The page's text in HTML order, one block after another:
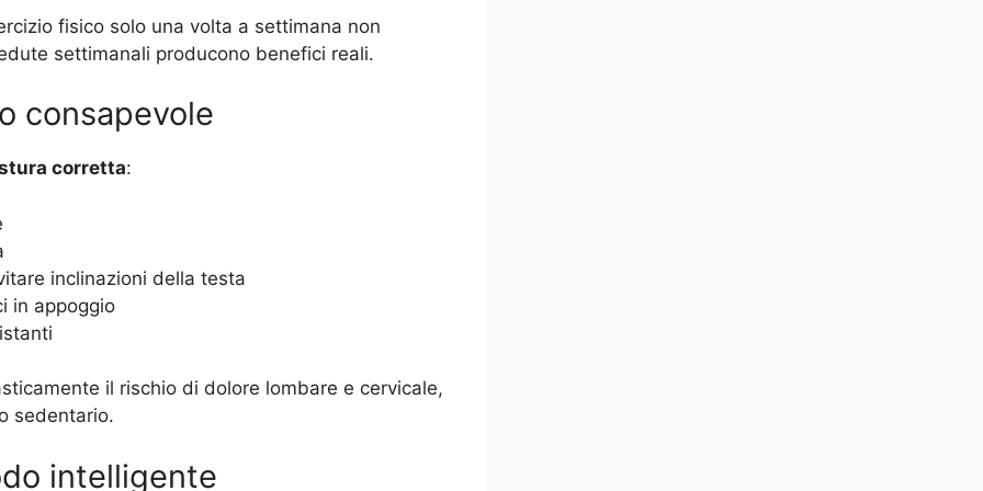
fisico solo una volta a settimana non
settimanali producono benefici reali.
consapevole
corretta:
inclinazioni della testa
in appoggio
il rischio di dolore lombare e cervicale,
sedentario.
intelligente